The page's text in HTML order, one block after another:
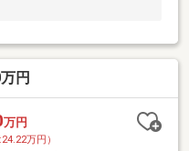
円
万円
万円）